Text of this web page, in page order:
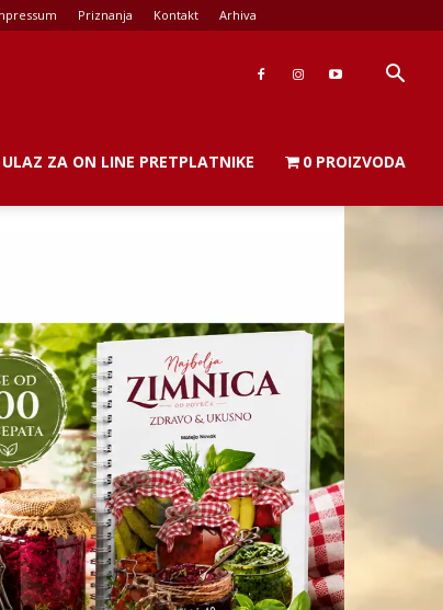
Priznanja Kontakt Arhiva
ULAZ ZA ON LINE PRETPLATNIKE 0 PROIZVODA